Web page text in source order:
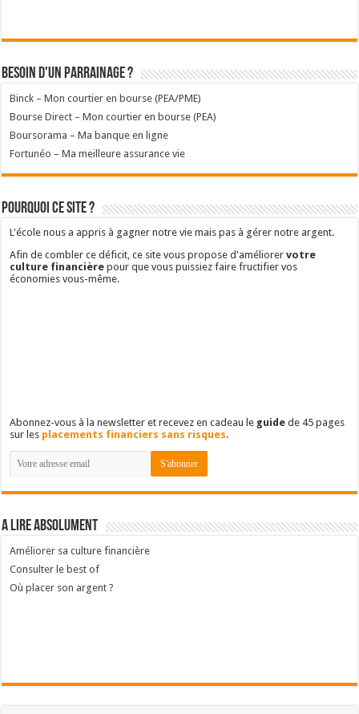
Besoin d'un parrainage ?
Binck – Mon courtier en bourse (PEA/PME)
Bourse Direct – Mon courtier en bourse (PEA)
Boursorama – Ma banque en ligne
Fortunéo – Ma meilleure assurance vie
Pourquoi ce site ?
L'école nous a appris à gagner notre vie mais pas à gérer notre argent.
Afin de combler ce déficit, ce site vous propose d'améliorervotre
culture financière pour que vous puissiez faire fructifier vos
économies vous-même.
Abonnez-vous à la newsletter et recevez en cadeau le guide de 45 pages
sur les placements financiers sans risques.
A lire absolument
Améliorer sa culture financière
Consulter le best of
Où placer son argent ?